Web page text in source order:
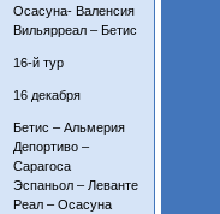
Осасуна- Валенсия
Вильярреал – Бетис
16-й тур
16 декабря
Бетис – Альмерия
Депортиво –
Сарагоса
Эспаньол – Леванте
Реал – Осасуна